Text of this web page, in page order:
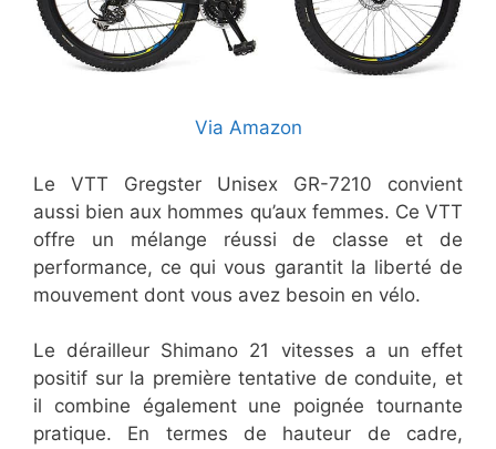
Via Amazon
Le VTT Gregster Unisex GR-7210 convient
aussi bien aux hommes qu’aux femmes. Ce VTT
offre un mélange réussi de classe et de
performance, ce qui vous garantit la liberté de
mouvement dont vous avez besoin en vélo.
Le dérailleur Shimano 21 vitesses a un effet
positif sur la première tentative de conduite, et
il combine également une poignée tournante
pratique. En termes de hauteur de cadre,